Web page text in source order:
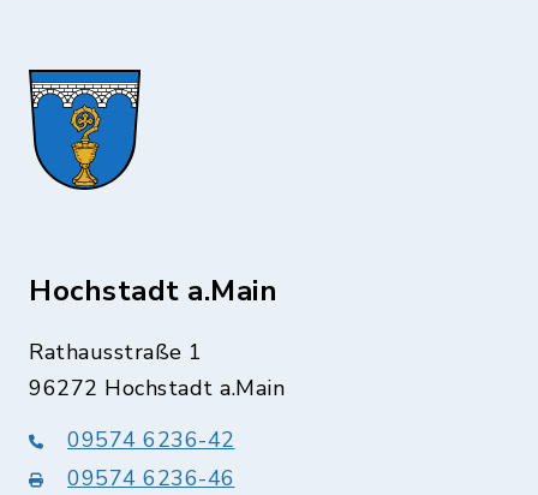
Hochstadt a.Main
Rathausstraße 1
96272 Hochstadt a.Main
09574 6236-42
09574 6236-46